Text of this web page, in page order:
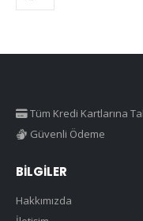
Tüm Kredi Kartlarına
Güvenli Ödeme
BILGILER
Hakkımızda